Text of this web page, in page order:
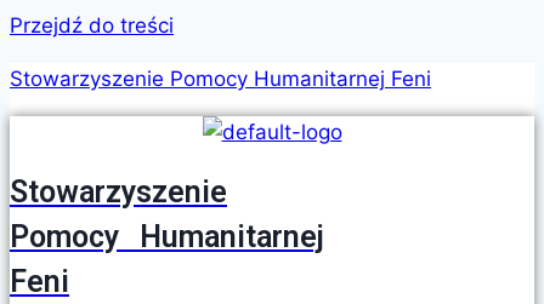
Przejdź do treści
Stowarzyszenie Pomocy Humanitarnej Feni
Stowarzyszenie
Pomocy Humanitarnej
Feni